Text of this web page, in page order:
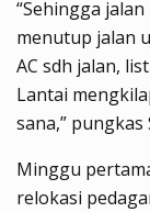
“Sehingga
menutup jalan
AC sdh jalan,
Lantai
sana,” pungkas
Minggu
relokasi